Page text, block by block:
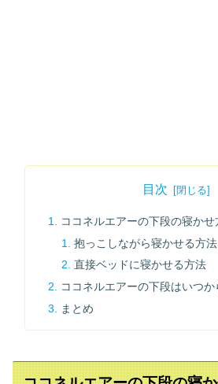
目次
ココネルエアーの下段の寝かせ
抱っこしながら寝かせる方法
直接ベッドに寝かせる方法
ココネルエアーの下段はいつか
まとめ